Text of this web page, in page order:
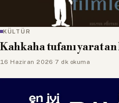
KÜLTÜR
Kahkaha tufanı
16 Haziran 2026 ·7 dk okuma